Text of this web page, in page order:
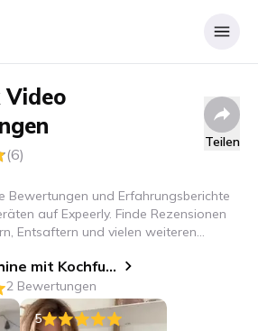
Registrieren
Einloggen
Video
(6)
Teilen
Bewertungen und Erfahrungsberichte
auf Expeerly. Finde Rezensionen
Entsaftern und vielen weiteren
Küchenmaschine mit Kochfunktion i-Companion Touch XL
2 Bewertungen
5